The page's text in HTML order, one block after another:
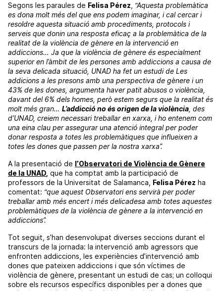
Segons les paraules de Felisa Pérez “Aquesta problemàtica
es dona molt més del que ens podem imaginar, i cal cercar i
resoldre aquesta situació amb procediments, protocols i
serveis que donin una resposta eficaç a la problemàtica de la
realitat de la violència de gènere en la intervenció en
addiccions… Ja que la violència de gènere és especialment
superior en l’àmbit de les persones amb addiccions a causa de
la seva delicada situació, UNAD ha fet un estudi de Les
addicions a les presons amb una perspectiva de gènere i un
43% de les dones, argumenta haver patit abusos o violència,
davant del 6% dels homes, però estem segurs que la realitat és
molt més gran… L’addicció no és origen de la violència , des
d’UNAD, creiem necessari treballar en xarxa, i ho entenem com
una eina clau per assegurar una atenció integral per poder
donar resposta a totes les problemàtiques que influeixen a
totes les dones que passen per la nostra xarxa”.
A la presentació de l’Observatori de Violència de Gènere
de la UNAD que ha comptat amb la participació de
professors de la Universitat de Salamanca, Felisa Pérez ha
comentat: “que aquest Observatori ens servirà per poder
treballar amb més encert i més delicadesa amb totes aquestes
problemàtiques de la violència de gènere a la intervenció en
addiccions”.
Tot seguit, s’han desenvolupat diverses seccions durant el
transcurs de la jornada: la intervenció amb agressors que
enfronten addiccions, les experiències d’intervenció amb
dones que pateixen addiccions i que són víctimes de
violència de gènere, presentant un estudi de cas; un col·loqui
sobre els recursos específics disponibles per a dones que